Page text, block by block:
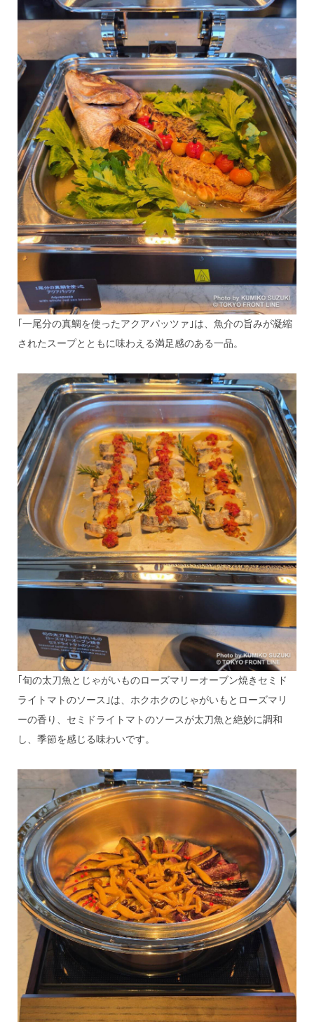
｢一尾分の真鯛を使ったアクアパッツァ｣は、魚介の旨みが凝縮
されたスープとともに味わえる満足感のある一品。
｢旬の太刀魚とじゃがいものローズマリーオーブン焼きセミド
ライトマトのソース｣は、ホクホクのじゃがいもとローズマリ
ーの香り、セミドライトマトのソースが太刀魚と絶妙に調和
し、季節を感じる味わいです。